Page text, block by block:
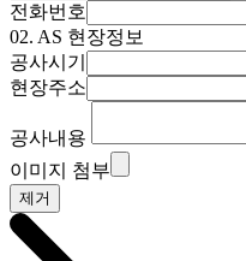
전화번호
02. AS 현장정보
공사시기
현장주소
공사내용
이미지 첨부
제거